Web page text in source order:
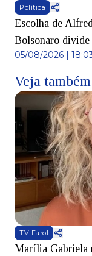
Política
Escolha de
Bolsonaro
05/08/2026 |
Veja também
TV Farol
Marília Gabriela